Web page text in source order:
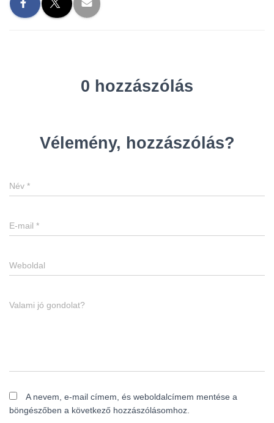
0 hozzászólás
Vélemény, hozzászólás?
Név *
E-mail *
Weboldal
Valami jó gondolat?
A nevem, e-mail címem, és weboldalcímem mentése a
böngészőben a következő hozzászólásomhoz.